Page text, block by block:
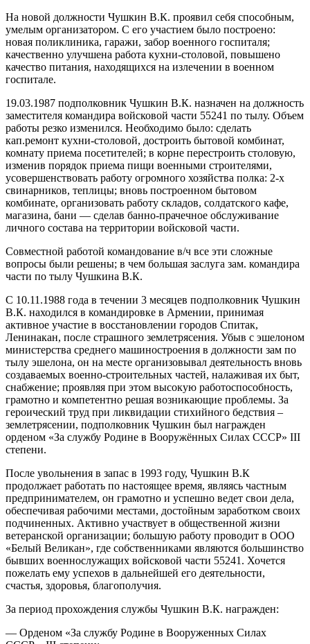
На новой должности Чушкин В.К. проявил себя способным,
умелым организатором. С его участием было построено:
новая поликлиника, гаражи, забор военного госпиталя;
качественно улучшена работа кухни-столовой, повышено
качество питания, находящихся на излечении в военном
госпитале.
19.03.1987 подполковник Чушкин В.К. назначен на должность
заместителя командира войсковой части 55241 по тылу. Объем
работы резко изменился. Необходимо было: сделать
кап.ремонт кухни-столовой, достроить бытовой комбинат,
комнату приема посетителей; в корне перестроить столовую,
изменив порядок приема пищи военными строителями,
усовершенствовать работу огромного хозяйства полка: 2-х
свинарников, теплицы; вновь построенном бытовом
комбинате, организовать работу складов, солдатского кафе,
магазина, бани — сделав банно-прачечное обслуживание
личного состава на территории войсковой части.
Совместной работой командование в/ч все эти сложные
вопросы были решены; в чем большая заслуга зам. командира
части по тылу Чушкина В.К.
С 10.11.1988 года в течении 3 месяцев подполковник Чушкин
В.К. находился в командировке в Армении, принимая
активное участие в восстановлении городов Спитак,
Ленинакан, после страшного землетрясения. Убыв с эшелоном
министерства среднего машиностроения в должности зам по
тылу эшелона, он на месте организовывал деятельность вновь
создаваемых военно-строительных частей, налаживая их быт,
снабжение; проявляя при этом высокую работоспособность,
грамотно и компетентно решая возникающие проблемы. За
героический труд при ликвидации стихийного бедствия –
землетрясении, подполковник Чушкин был награжден
орденом «За службу Родине в Вооружённых Силах СССР» III
степени.
После увольнения в запас в 1993 году, Чушкин В.К
продолжает работать по настоящее время, являясь частным
предпринимателем, он грамотно и успешно ведет свои дела,
обеспечивая рабочими местами, достойным заработком своих
подчиненных. Активно участвует в общественной жизни
ветеранской организации; большую работу проводит в ООО
«Белый Великан», где собственниками являются большинство
бывших военнослужащих войсковой части 55241. Хочется
пожелать ему успехов в дальнейшей его деятельности,
счастья, здоровья, благополучия.
За период прохождения службы Чушкин В.К. награжден:
— Орденом «За службу Родине в Вооруженных Силах